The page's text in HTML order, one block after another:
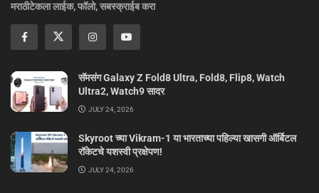
मराठीटेकला लाईक, फॉलो, सबस्क्राईब करा
सॅमसंग Galaxy Z Fold8 Ultra, Fold8, Flip8, Watch
Ultra2, Watch9 सादर
JULY 24, 2026
Skyroot च्या Vikram-1 या भारताच्या पहिल्या खासगी ऑर्बिटल
रॉकेटचे यशस्वी प्रक्षेपण!
JULY 24, 2026